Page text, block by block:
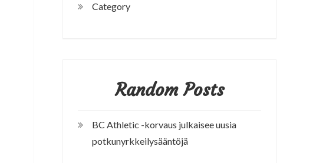
Category
Random Posts
BC Athletic -korvaus julkaisee uusia
potkunyrkkeilysääntöjä